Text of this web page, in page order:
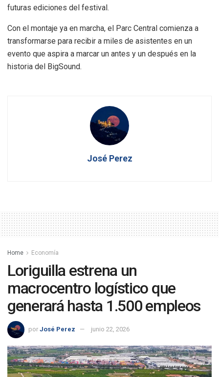
futuras ediciones del festival.
Con el montaje ya en marcha, el Parc Central comienza a
transformarse para recibir a miles de asistentes en un
evento que aspira a marcar un antes y un después en la
historia del BigSound.
José Perez
Home Economía
Loriguilla estrena un
macrocentro logístico que
generará hasta 1.500 empleos
por José Perez junio 22, 2026